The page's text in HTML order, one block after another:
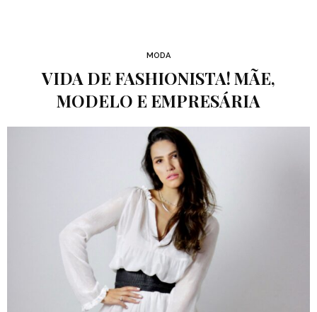
MODA
VIDA DE FASHIONISTA! MÃE,
MODELO E EMPRESÁRIA